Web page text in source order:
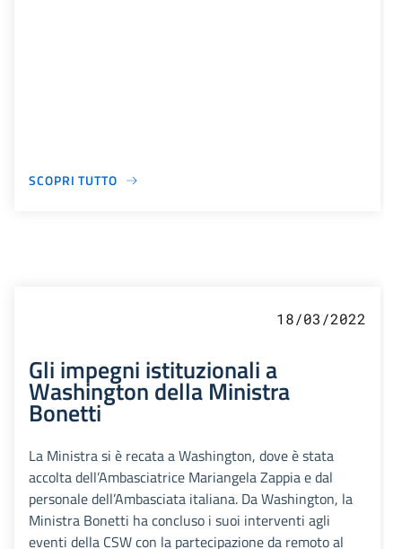
SCOPRI TUTTO
18/03/2022
Gli impegni istituzionali a
Washington della Ministra
Bonetti
La Ministra si è recata a Washington, dove è stata
accolta dell’Ambasciatrice Mariangela Zappia e dal
personale dell’Ambasciata italiana. Da Washington, la
Ministra Bonetti ha concluso i suoi interventi agli
eventi della CSW con la partecipazione da remoto al